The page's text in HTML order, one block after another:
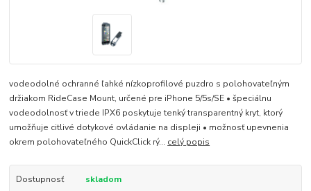
vodeodolné ochranné ľahké nízkoprofilové puzdro s polohovateľným
držiakom RideCase Mount, určené pre iPhone 5/5s/SE • špeciálnu
vodeodolnosť v triede IPX6 poskytuje tenký transparentný kryt, ktorý
umožňuje citlivé dotykové ovládanie na displeji • možnosť upevnenia
okrem polohovateľného QuickClick rý... celý popis
Dostupnosť
skladom